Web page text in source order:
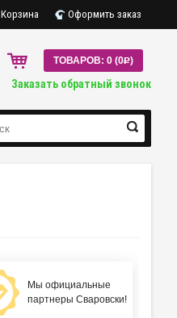
Корзина Оформить заказ
ТОВАРОВ: 0 (0R)
Заказать обратный звонок
Мы официальные
партнеры Сваровски!